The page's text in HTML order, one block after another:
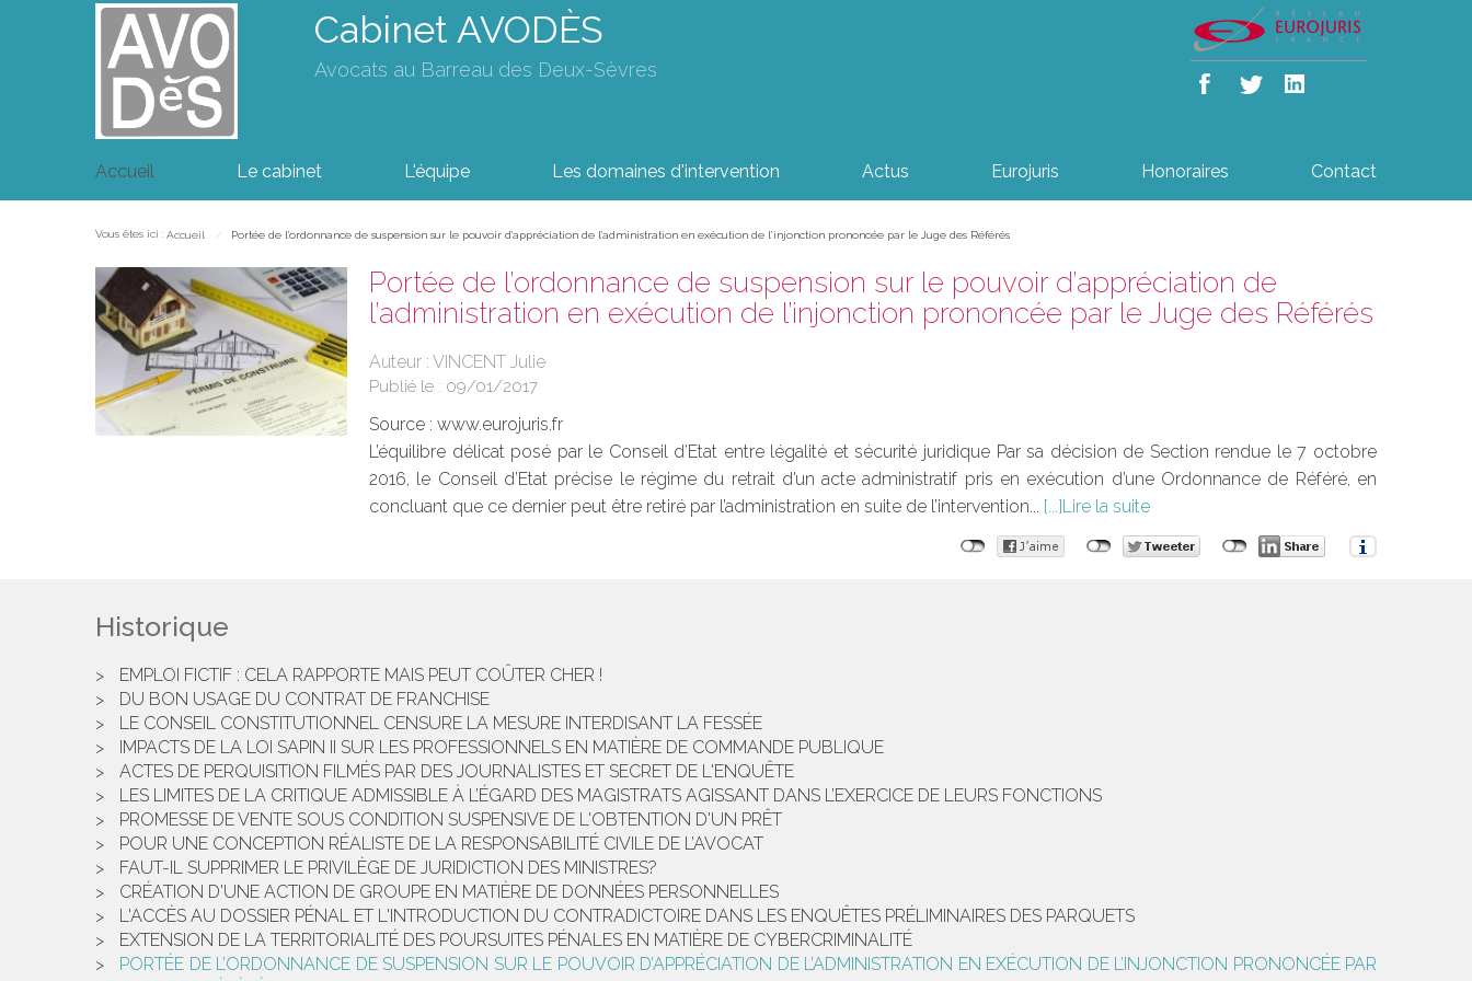
Cabinet AVODÈS
Avocats au Barreau des Deux-Sèvres
Accueil Le cabinet L'équipe Les domaines d'intervention Actus Eurojuris Honoraires Contact
Vous êtes ici : Accueil Portée de l’ordonnance de suspension sur le pouvoir d’appréciation de l’administration en exécution de l’injonction prononcée par le Juge des Référés
Portée de l’ordonnance de suspension sur le pouvoir d’appréciation de
l’administration en exécution de l’injonction prononcée par le Juge des Référés
Auteur : VINCENT Julie
Publié le : 09/01/2017
Source : www.eurojuris.fr
L’équilibre délicat posé par le Conseil d’Etat entre légalité et sécurité juridique Par sa décision de Section rendue le 7 octobre
2016, le Conseil d’Etat précise le régime du retrait d’un acte administratif pris en exécution d’une Ordonnance de Référé, en
concluant que ce dernier peut être retiré par l’administration en suite de l’intervention...
Lire la suite
Historique
EMPLOI FICTIF : CELA RAPPORTE MAIS PEUT COÛTER CHER !
DU BON USAGE DU CONTRAT DE FRANCHISE
LE CONSEIL CONSTITUTIONNEL CENSURE LA MESURE INTERDISANT LA FESSÉE
IMPACTS DE LA LOI SAPIN II SUR LES PROFESSIONNELS EN MATIÈRE DE COMMANDE PUBLIQUE
ACTES DE PERQUISITION FILMÉS PAR DES JOURNALISTES ET SECRET DE L'ENQUÊTE
LES LIMITES DE LA CRITIQUE ADMISSIBLE À L’ÉGARD DES MAGISTRATS AGISSANT DANS L’EXERCICE DE LEURS FONCTIONS
PROMESSE DE VENTE SOUS CONDITION SUSPENSIVE DE L'OBTENTION D'UN PRÊT
POUR UNE CONCEPTION RÉALISTE DE LA RESPONSABILITÉ CIVILE DE L’AVOCAT
FAUT-IL SUPPRIMER LE PRIVILÈGE DE JURIDICTION DES MINISTRES?
CRÉATION D'UNE ACTION DE GROUPE EN MATIÈRE DE DONNÉES PERSONNELLES
L'ACCÈS AU DOSSIER PÉNAL ET L'INTRODUCTION DU CONTRADICTOIRE DANS LES ENQUÊTES PRÉLIMINAIRES DES PARQUETS
EXTENSION DE LA TERRITORIALITÉ DES POURSUITES PÉNALES EN MATIÈRE DE CYBERCRIMINALITÉ
PORTÉE DE L’ORDONNANCE DE SUSPENSION SUR LE POUVOIR D’APPRÉCIATION DE L’ADMINISTRATION EN EXÉCUTION DE L’INJONCTION PRONONCÉE PAR